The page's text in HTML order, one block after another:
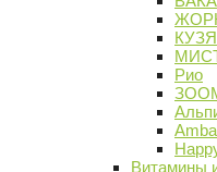
КУЗЯ
Рио
Витамины